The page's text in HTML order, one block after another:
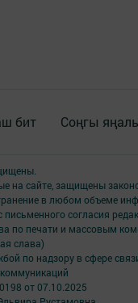
бит Соңгы
на сайте, защищены
в любом объеме
согласия
по печати и массовым
слава)
по надзору в сфере
от 07.10.2025